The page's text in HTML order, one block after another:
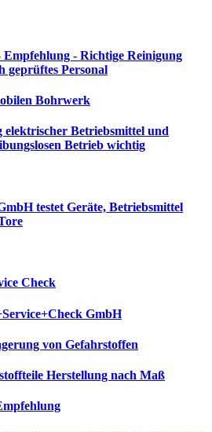
- Richtige Reinigung
geprüftes Personal
Bohrwerk
Betriebsmittel und
Betrieb wichtig
testet Geräte, Betriebsmittel
Check
GmbH
von Gefahrstoffen
Herstellung nach Maß